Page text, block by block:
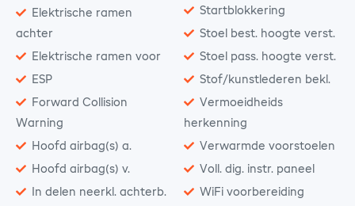
Elektrische ramen
achter
Elektrische ramen voor
ESP
Forward Collision
Warning
Hoofd airbag(s) a.
Hoofd airbag(s) v.
In delen neerkl. achterb.
Startblokkering
Stoel best. hoogte verst.
Stoel pass. hoogte verst.
Stof/kunstlederen bekl.
Vermoeidheids
herkenning
Verwarmde voorstoelen
Voll. dig. instr. paneel
WiFi voorbereiding